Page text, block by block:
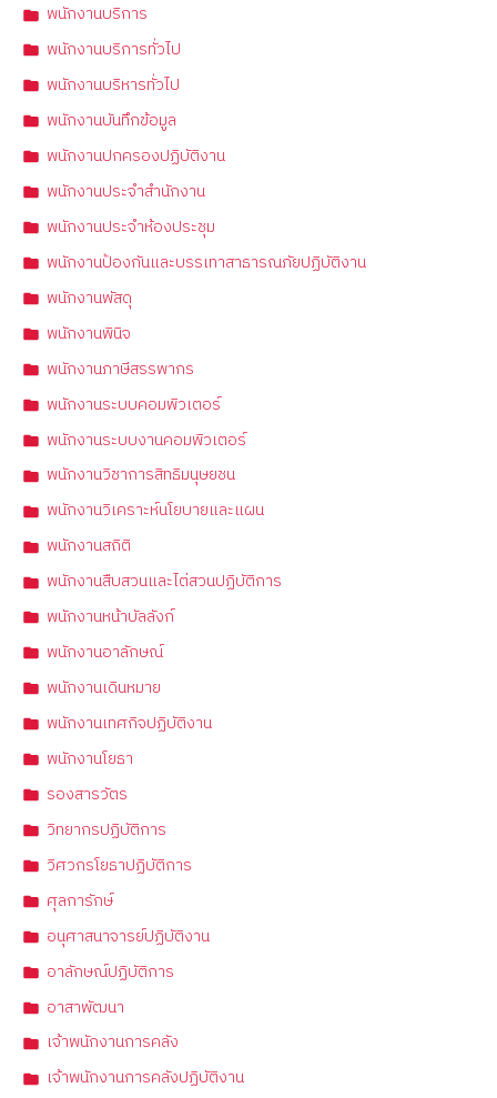
พนักงานบริการ
พนักงานบริการทั่วไป
พนักงานบริหารทั่วไป
พนักงานบันทึกข้อมูล
พนักงานปกครองปฏิบัติงาน
พนักงานประจำสำนักงาน
พนักงานประจำห้องประชุม
พนักงานป้องกันและบรรเทาสาธารณภัยปฏิบัติงาน
พนักงานพัสดุ
พนักงานพินิจ
พนักงานภาษีสรรพากร
พนักงานระบบคอมพิวเตอร์
พนักงานระบบงานคอมพิวเตอร์
พนักงานวิชาการสิทธิมนุษยชน
พนักงานวิเคราะห์นโยบายและแผน
พนักงานสถิติ
พนักงานสืบสวนและไต่สวนปฏิบัติการ
พนักงานหน้าบัลลังก์
พนักงานอาลักษณ์
พนักงานเดินหมาย
พนักงานเทศกิจปฏิบัติงาน
พนักงานโยธา
รองสารวัตร
วิทยากรปฏิบัติการ
วิศวกรโยธาปฏิบัติการ
ศุลการักษ์
อนุศาสนาจารย์ปฏิบัติงาน
อาลักษณ์ปฏิบัติการ
อาสาพัฒนา
เจ้าพนักงานการคลัง
เจ้าพนักงานการคลังปฏิบัติงาน